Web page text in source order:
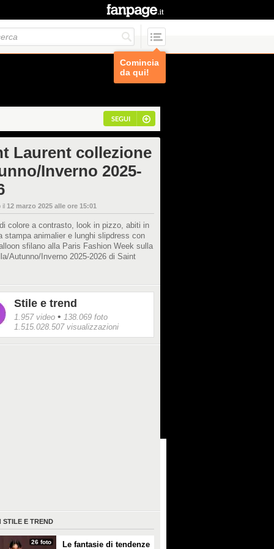
Comincia
da qui!
SEGUI
Laurent collezione
Inverno 2025-
il 12 marzo 2025 alle ore 15:01
colore a contrasto, look in pizzo, abiti in
stampa animalier e lunghi slipdress con
sfilano alla Paris Fashion Week sulla
Autunno/Inverno 2025-2026 di Saint
Stile e trend
1.957 video • 138.069 foto
1.515.028.507 visualizzazioni
STILE E TREND
26 foto
Le fantasie di tendenze